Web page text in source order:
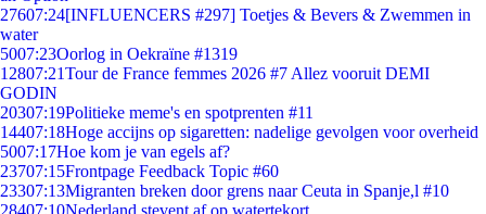
27607:24[INFLUENCERS #297] Toetjes & Bevers & Zwemmen in
water
5007:23Oorlog in Oekraïne #1319
12807:21Tour de France femmes 2026 #7 Allez vooruit DEMI
GODIN
20307:19Politieke meme's en spotprenten #11
14407:18Hoge accijns op sigaretten: nadelige gevolgen voor overheid
5007:17Hoe kom je van egels af?
23707:15Frontpage Feedback Topic #60
23307:13Migranten breken door grens naar Ceuta in Spanje,l #10
28407:10Nederland stevent af op watertekort